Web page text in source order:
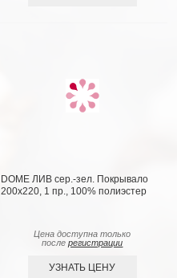
DOME ЛИВ сер.-зел. Покрывало
200х220, 1 пр., 100% полиэстер
Цена доступна только
послерегистрации
УЗНАТЬ ЦЕНУ